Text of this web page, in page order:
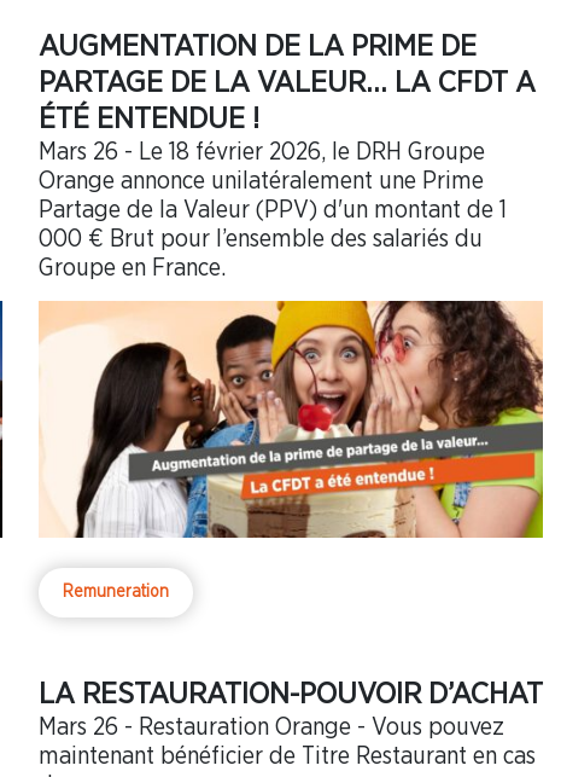
AUGMENTATION DE LA PRIME DE
PARTAGE DE LA VALEUR… LA CFDT A
ÉTÉ ENTENDUE !
Mars 26 - Le 18 février 2026, le DRH Groupe
Orange annonce unilatéralement une Prime
Partage de la Valeur (PPV) d'un montant de 1
000 € Brut pour l’ensemble des salariés du
Groupe en France.
Remuneration
LA RESTAURATION-POUVOIR D’ACHAT
Mars 26 - Restauration Orange - Vous pouvez
maintenant bénéficier de Titre Restaurant en cas